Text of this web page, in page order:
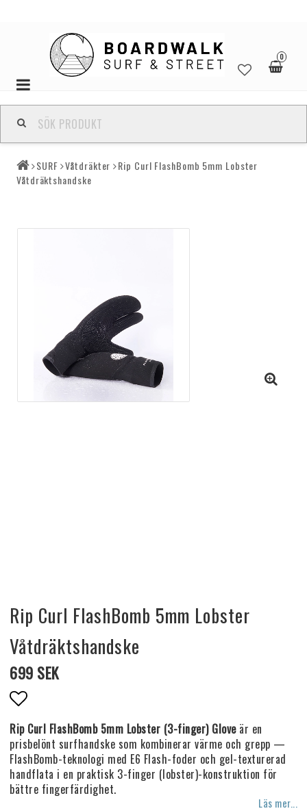
0
Toggle
navigation
SURF Våtdräkter
Rip Curl FlashBomb 5mm Lobster
Våtdräktshandske
Rip Curl FlashBomb 5mm Lobster
Våtdräktshandske
699 SEK
Lägg till i favoritlistan
Rip Curl FlashBomb 5mm Lobster (3-finger) Gloveär en
prisbelönt surfhandske som kombinerar värme och grepp —
FlashBomb-teknologi med E6 Flash-foder och gel-texturerad
handflata i en praktisk 3-finger (lobster)-konstruktion för
bättre fingerfärdighet.
Läs mer...